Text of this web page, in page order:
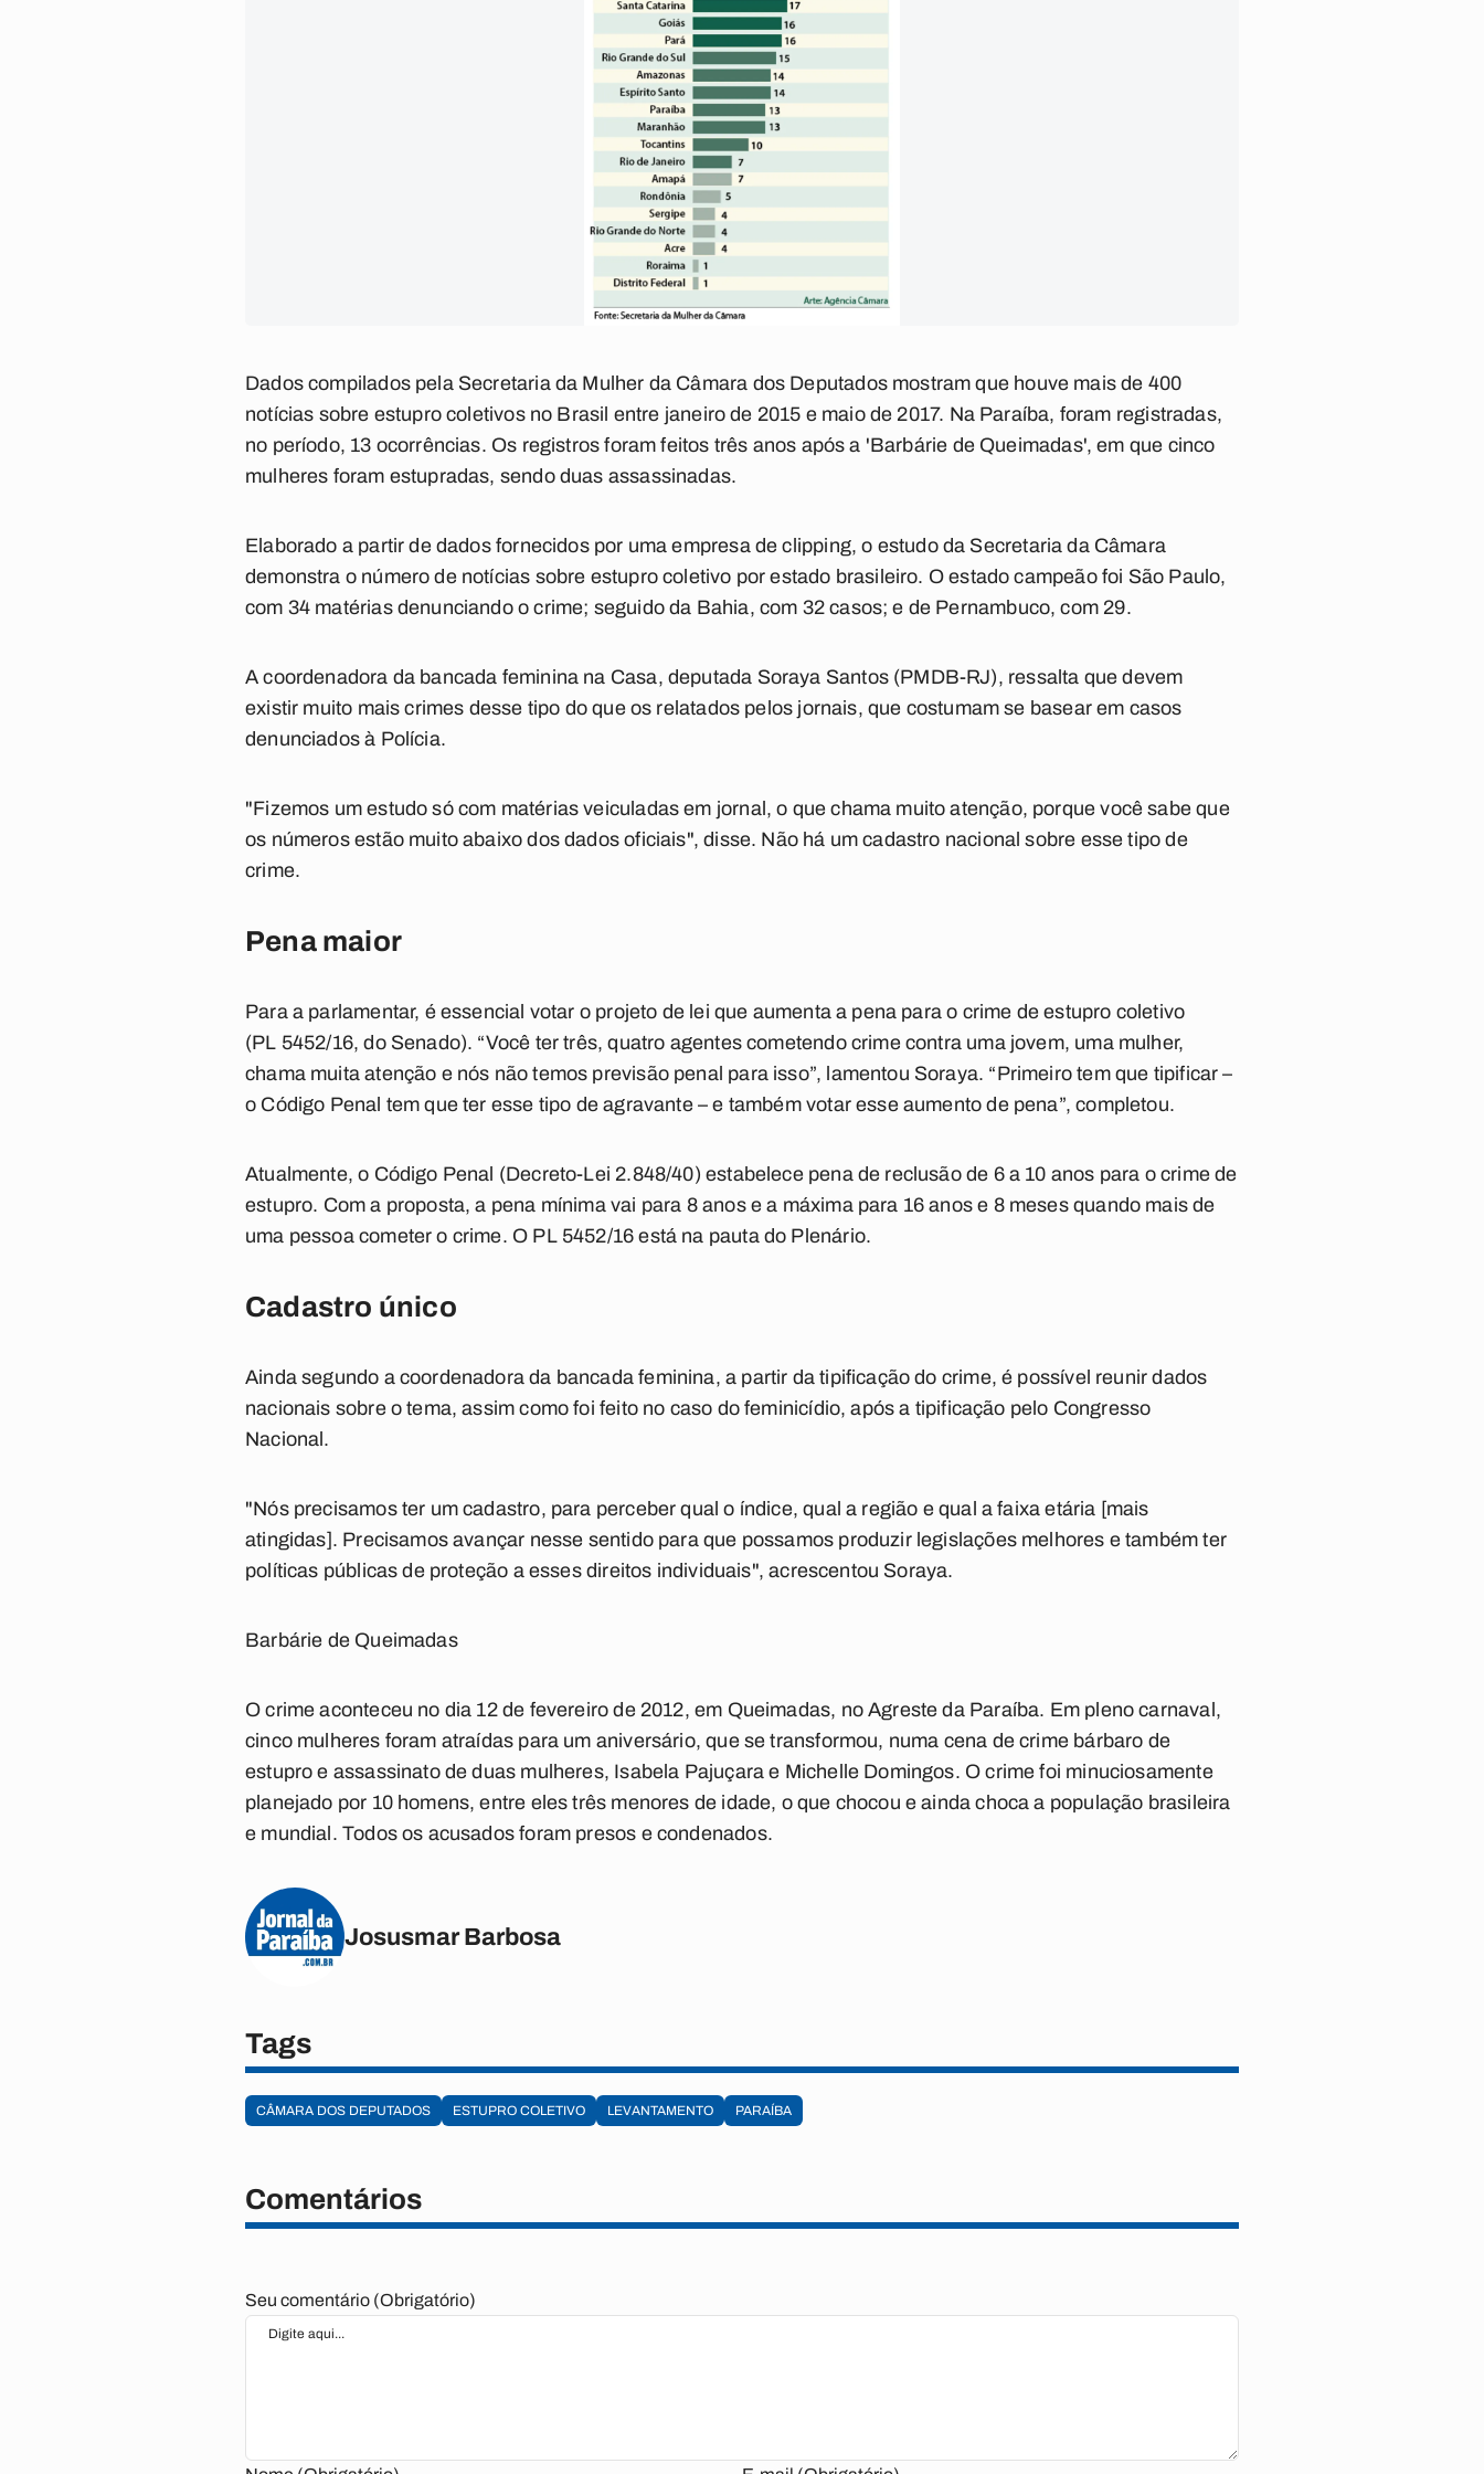
Dados compilados pela Secretaria da Mulher da Câmara dos Deputados mostram que houve mais de 400
notícias sobre estupro coletivos no Brasil entre janeiro de 2015 e maio de 2017. Na Paraíba, foram registradas,
no período, 13 ocorrências. Os registros foram feitos três anos após a 'Barbárie de Queimadas', em que cinco
mulheres foram estupradas, sendo duas assassinadas.
Elaborado a partir de dados fornecidos por uma empresa declipping, o estudo da Secretaria da Câmara
demonstra o número de notícias sobre estupro coletivo por estado brasileiro. O estado campeão foi São Paulo,
com 34 matérias denunciando o crime; seguido da Bahia, com 32 casos; e de Pernambuco, com 29.
A coordenadora da bancada feminina na Casa, deputada Soraya Santos (PMDB-RJ), ressalta que devem
existir muito mais crimes desse tipo do que os relatados pelos jornais, que costumam se basear em casos
denunciados à Polícia.
"Fizemos um estudo só com matérias veiculadas em jornal, o que chama muito atenção, porque você sabe que
os números estão muito abaixo dos dados oficiais", disse. Não há um cadastro nacional sobre esse tipo de
crime.
Pena maior
Para a parlamentar, é essencial votar o projeto de lei que aumenta a pena para o crime de estupro coletivo
(PL 5452/16, do Senado). “Você ter três, quatro agentes cometendo crime contra uma jovem, uma mulher,
chama muita atenção e nós não temos previsão penal para isso”, lamentou Soraya. “Primeiro tem que tipificar –
o Código Penal tem que ter esse tipo de agravante – e também votar esse aumento de pena”, completou.
Atualmente, o Código Penal (Decreto-Lei 2.848/40) estabelece pena de reclusão de 6 a 10 anos para o crime de
estupro. Com a proposta, a pena mínima vai para 8 anos e a máxima para 16 anos e 8 meses quando mais de
uma pessoa cometer o crime. O PL 5452/16 está na pauta do Plenário.
Cadastro único
Ainda segundo a coordenadora da bancada feminina, a partir da tipificação do crime, é possível reunir dados
nacionais sobre o tema, assim como foi feito no caso do feminicídio, após a tipificação pelo Congresso
Nacional.
"Nós precisamos ter um cadastro, para perceber qual o índice, qual a região e qual a faixa etária [mais
atingidas]. Precisamos avançar nesse sentido para que possamos produzir legislações melhores e também ter
políticas públicas de proteção a esses direitos individuais", acrescentou Soraya.
Barbárie de Queimadas
O crime aconteceu no dia 12 de fevereiro de 2012, em Queimadas, no Agreste da Paraíba. Em pleno carnaval,
cinco mulheres foram atraídas para um aniversário, que se transformou, numa cena de cri­me bárbaro de
estupro e assassinato de duas mulheres, Isabela Pajuçara e Mi­chelle Domingos. O crime foi minucio­samente
planejado por 10 homens, en­tre eles três menores de idade, o que chocou e ainda choca a população bra­sileira
e mundial. Todos os acusados foram presos e condenados.
Josusmar Barbosa
Tags
CÂMARA DOS DEPUTADOS ESTUPRO COLETIVO LEVANTAMENTO PARAÍBA
Comentários
Seu comentário (Obrigatório)